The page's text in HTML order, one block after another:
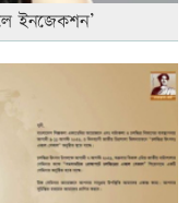
ইনজেকশন’